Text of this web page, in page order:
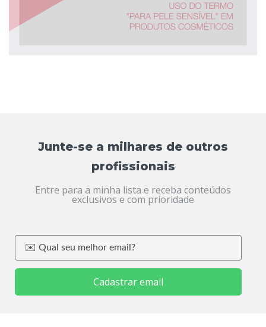
Junte-se a milhares de outros
profissionais
Entre para a minha lista e receba conteúdos
exclusivos e com prioridade
Cadastrar email